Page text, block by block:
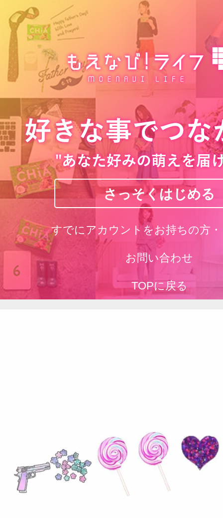
さっそくはじめる
すでにアカウントをお持ちの方
お問い合わせ
TOPに戻る